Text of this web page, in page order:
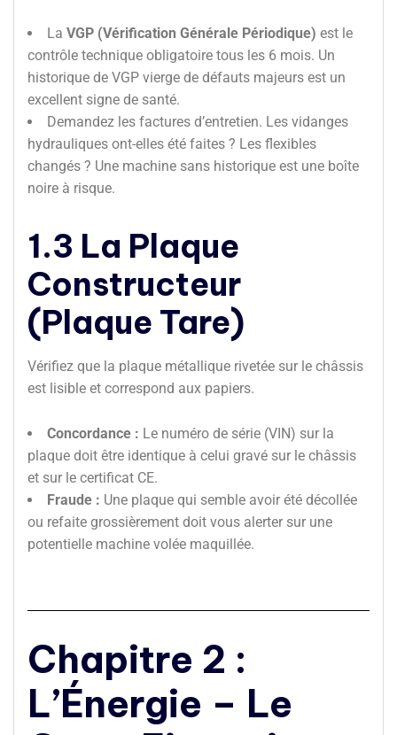
La VGP (Vérification Générale Périodique) est le
contrôle technique obligatoire tous les 6 mois. Un
historique de VGP vierge de défauts majeurs est un
excellent signe de santé.
Demandez les factures d’entretien. Les vidanges
hydrauliques ont-elles été faites ? Les flexibles
changés ? Une machine sans historique est une boîte
noire à risque.
1.3 La Plaque
Constructeur
(Plaque Tare)
Vérifiez que la plaque métallique rivetée sur le châssis
est lisible et correspond aux papiers.
Concordance : Le numéro de série (VIN) sur la
plaque doit être identique à celui gravé sur le châssis
et sur le certificat CE.
Fraude : Une plaque qui semble avoir été décollée
ou refaite grossièrement doit vous alerter sur une
potentielle machine volée maquillée.
Chapitre 2 :
L’Énergie – Le